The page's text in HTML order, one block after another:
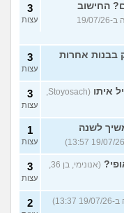
החישוב
(ירין, בת 19, כתבה ב-19/07/26
3
עצות
בבנות אחרות 3
עצות
איתו
(Stoyosach,
3
עצות
לשנה
1
עצות
(אנונימי, בן 36,
3
עצות
2